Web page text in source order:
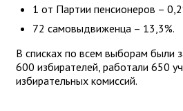
1 от Партии пенсионеров –
72 самовыдвиженца – 13,3%.
В списках по всем выборам были
600 избирателей, работали 650
избирательных комиссий.